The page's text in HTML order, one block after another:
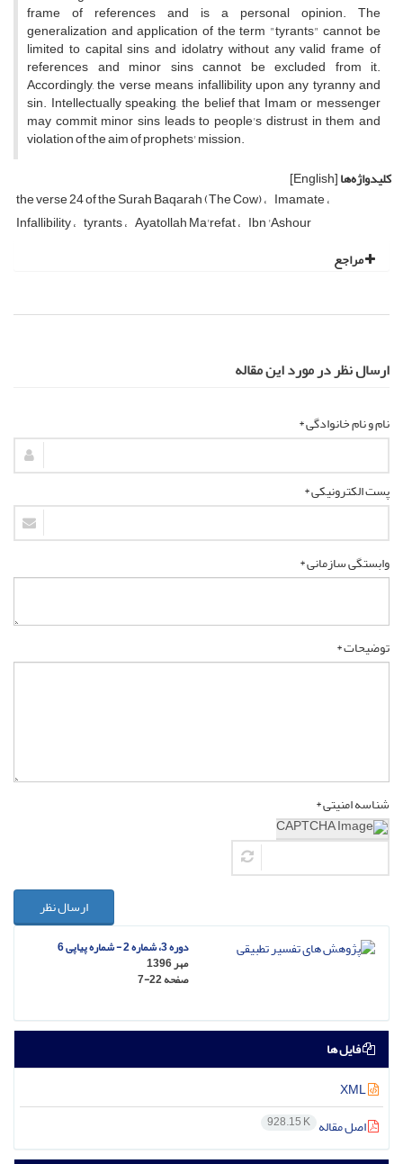
frame of references and is a personal opinion. The
generalization and application of the term "tyrants" cannot be
limited to capital sins and idolatry without any valid frame of
references and minor sins cannot be excluded from it.
Accordingly, the verse means infallibility upon any tyranny and
sin. Intellectually speaking, the belief that Imam or messenger
may commit minor sins leads to people's distrust in them and
violation of the aim of prophets' mission.
کلیدواژه‌ها[English]
the verse 24 of the Surah Baqarah (The Cow) Imamate
Infallibility tyrants Ayatollah Ma'refat Ibn 'Ashour
مراجع
ارسال نظر در مورد این مقاله
نام و نام خانوادگی *
پست الکترونیکی *
وابستگی سازمانی *
توضیحات *
شناسه امنیتی *
ارسال نظر
دوره 3، شماره 2 - شماره پیاپی 6
مهر 1396
صفحه7-22
فایل ها
اصل مقاله 928.15 K